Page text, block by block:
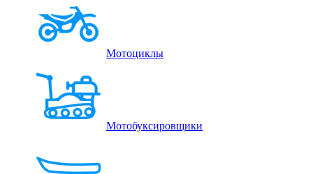
Мотоциклы
Мотобуксировщики